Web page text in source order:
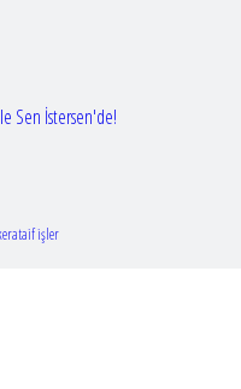
Sen İstersen'de!
işler